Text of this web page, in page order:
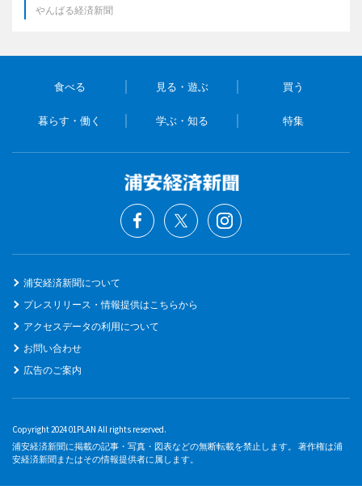
やんばる経済新聞
食べる 見る・遊ぶ 買う
暮らす・働く 学ぶ・知る 特集
浦安経済新聞について
プレスリリース・情報提供はこちらから
アクセスデータの利用について
お問い合わせ
広告のご案内
Copyright 2024 01PLAN All rights reserved.
浦安経済新聞に掲載の記事・写真・図表などの無断転載を禁止します。 著作権は浦
安経済新聞またはその情報提供者に属します。